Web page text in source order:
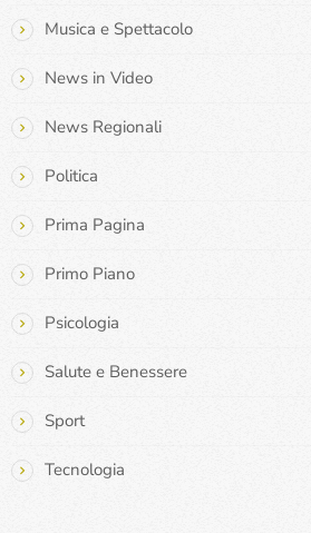
Musica e Spettacolo
News in Video
News Regionali
Politica
Prima Pagina
Primo Piano
Psicologia
Salute e Benessere
Sport
Tecnologia